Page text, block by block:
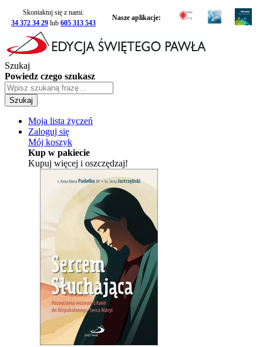
Skontaktuj się z nami:
34 372 34 29 lub 605 313 543
Nasze aplikacje:
Szukaj
Powiedz czego szukasz
Szukaj
Moja lista życzeń
Zaloguj się
Mój koszyk
Kup w pakiecie
Kupuj więcej i oszczędzaj!